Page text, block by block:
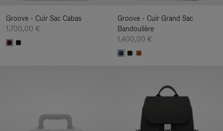
Groove - Cuir Sac Cabas
1.700,00 €
Groove - Cuir Grand Sac
Bandoulière
1.400,00 €